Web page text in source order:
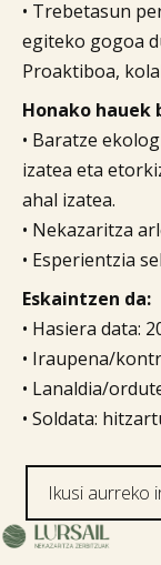
• Trebetasun
egiteko gogoa
Proaktiboa,
Honako
• Baratze
izatea eta
ahal izatea.
• Nekazaritza
• Esperientzia
Eskaintzen da:
• Hasiera data:
• Iraupena/
• Lanaldia/
• Soldata:
Ikusi aurreko